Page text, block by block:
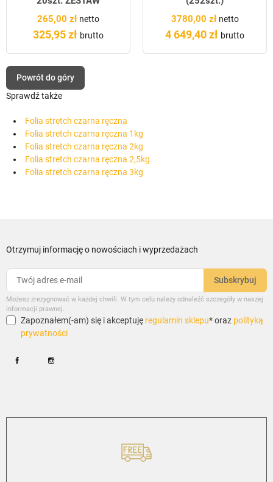
265,00 zł netto
325,95 zł brutto
3780,00 złnetto
4 649,40 zł brutto
Powrót do góry
Sprawdź także
Folia stretch czarna ręczna
Folia stretch czarna ręczna 1kg
Folia stretch czarna ręczna 2kg
Folia stretch czarna ręczna 2,5kg
Folia stretch czarna ręczna 3kg
Otrzymuj informację o nowościach i wyprzedażach
Możesz zrezygnować w każdej chwili. W tym celu należy odnaleźć szczegóły w naszej
informacji prawnej.
Zapoznałem(-am) się i akceptuję regulamin sklepu* oraz polityką
prywatności